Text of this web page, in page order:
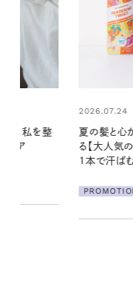
レッシュす
プー】 この
2026.06.01
お出かけ前
の一日。汗
に過ごす私